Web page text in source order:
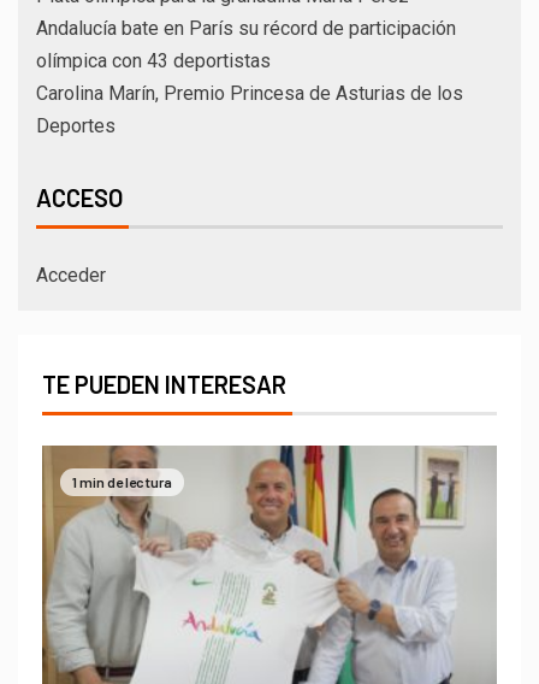
Andalucía bate en París su récord de participación
olímpica con 43 deportistas
Carolina Marín, Premio Princesa de Asturias de los
Deportes
ACCESO
Acceder
TE PUEDEN INTERESAR
1 min de lectura